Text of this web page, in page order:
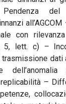
del
con
5, lett. c) –
dati
–